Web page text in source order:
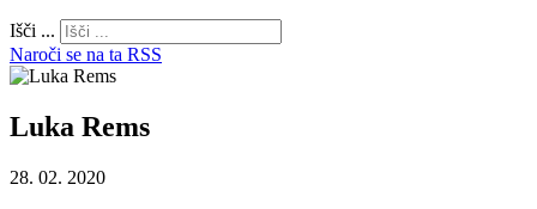
Išči ...
Naroči se na ta RSS
Luka Rems
28. 02. 2020